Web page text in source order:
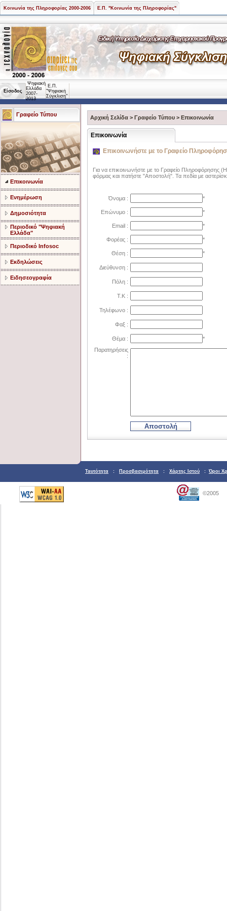
Κοινωνία της Πληροφορίας 2000-2006 Ε.Π. "Κοινωνία της Πληροφορίας"
Είσοδος
Ψηφιακή
Ελλάδα
2007-
2013
Ε.Π.
"Ψηφιακή
Σύγκλιση"
Γραφείο Τύπου
Επικοινωνία
Ενημέρωση
Δημοσιότητα
Περιοδικό "Ψηφιακή
Ελλάδα"
Περιοδικό Infosoc
Εκδηλώσεις
Ειδησεογραφία
Αρχική Σελίδα > Γραφείο Τύπου > Επικοινωνία
Επικοινωνία
Επικοινωνήστε με το Γραφείο
Για να επικοινωνήστε με το Γραφείο Πληροφόρησης
φόρμας και πατήστε "Αποστολή". Τα πεδία με
Όνομα : *
Επώνυμο : *
Email : *
Φορέας : *
Θέση : *
Διεύθυνση :
Πόλη :
Τ.Κ :
Τηλέφωνο :
Φαξ :
Θέμα :
*
Παρατηρήσεις
:
Αποστολή
Ταυτότητα : Προσβασιμότητα : Χάρτης Ιστού : Όροι
©2005